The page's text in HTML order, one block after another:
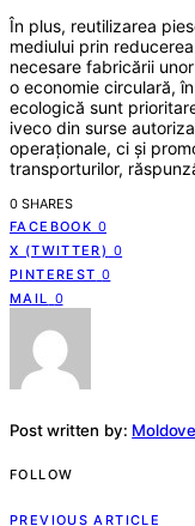
În plus, reutilizarea
mediului prin
necesare fabricării
o economie circulară,
ecologică sunt
iveco din surse
operaționale, ci și
transporturilor,
0 SHARES
FACEBOOK 0
X (TWITTER) 0
PINTEREST 0
MAIL 0
Post written by:
FOLLOW
PREVIOUS ARTICLE